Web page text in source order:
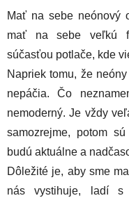
Mať na sebe neónový
mať na sebe veľkú
súčasťou potlače, kde
Napriek tomu, že
nepáčia. Čo
nemoderný. Je vždy
samozrejme, potom
budú aktuálne a
Dôležité je, aby sme
nás vystihuje, ladí s